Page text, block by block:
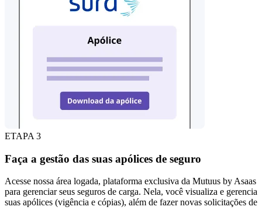
ETAPA 3
Faça a gestão das suas apólices de seguro
Acesse nossa área logada, plataforma exclusiva da Mutuus by Asaas
para gerenciar seus seguros de carga. Nela, você visualiza e gerencia
suas apólices (vigência e cópias), além de fazer novas solicitações de